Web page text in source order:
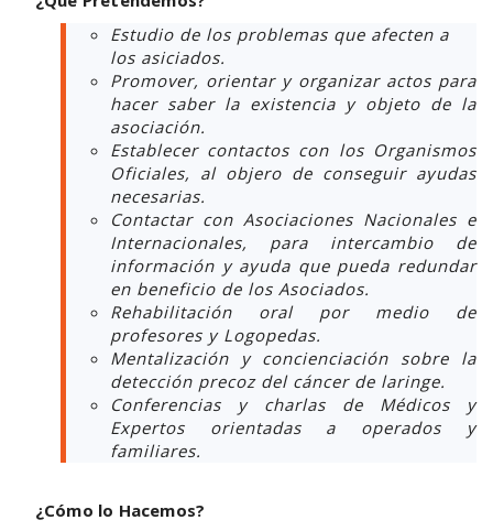
Estudio de los problemas que afecten a
los asiciados.
Promover, orientar y organizar actos para
hacer saber la existencia y objeto de la
asociación.
Establecer contactos con los Organismos
Oficiales, al objero de conseguir ayudas
necesarias.
Contactar con Asociaciones Nacionales e
Internacionales, para intercambio de
información y ayuda que pueda redundar
en beneficio de los Asociados.
Rehabilitación oral por medio de
profesores y Logopedas.
Mentalización y concienciación sobre la
detección precoz del cáncer de laringe.
Conferencias y charlas de Médicos y
Expertos orientadas a operados y
familiares.
¿Cómo lo Hacemos?